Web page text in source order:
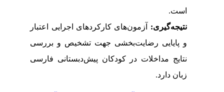
است.
نتیجه‌­گیری:آزمون­‌های کارکردهای اجرایی اعتبار
و پایایی رضایت­‌بخشی جهت تشخیص و بررسی
نتایج مداخلات در کودکان پیش­‌دبستانی فارسی
زبان دارد.